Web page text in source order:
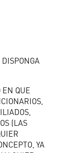
QUE
(LAS
YA